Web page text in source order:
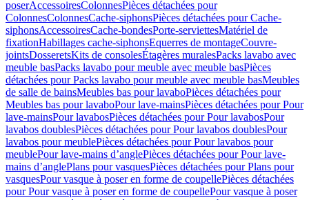
poserAccessoiresColonnesPièces détachées pour
ColonnesColonnesCache-siphonsPièces détachées pour Cache-
siphonsAccessoiresCache-bondesPorte-serviettesMatériel de
fixationHabillages cache-siphonsEquerres de montageCouvre-
jointsDosseretsKits de consolesÉtagères muralesPacks lavabo avec
meuble basPacks lavabo pour meuble avec meuble basPièces
détachées pour Packs lavabo pour meuble avec meuble basMeubles
de salle de bainsMeubles bas pour lavaboPièces détachées pour
Meubles bas pour lavaboPour lave-mainsPièces détachées pour Pour
lave-mainsPour lavabosPièces détachées pour Pour lavabosPour
lavabos doublesPièces détachées pour Pour lavabos doublesPour
lavabos pour meublePièces détachées pour Pour lavabos pour
meublePour lave-mains d’anglePièces détachées pour Pour lave-
mains d’anglePlans pour vasquesPièces détachées pour Plans pour
vasquesPour vasque à poser en forme de coupellePièces détachées
pour Pour vasque à poser en forme de coupellePour vasque à poser